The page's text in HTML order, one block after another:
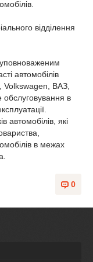
відділення
автомобілів
ВАЗ,
обслуговування в
автомобілів, які
в межах
0